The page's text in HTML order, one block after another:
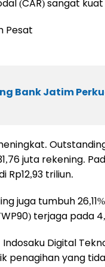
(CAR) sangat kuat
Pesat
Bank Jatim
juta rekening.
Rp12,93 triliun.
juga tumbuh
terjaga pada
Digital
penagihan yang